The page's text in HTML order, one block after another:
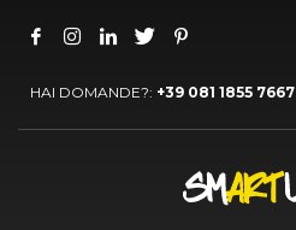
HAI DOMANDE?: +39 081 1855 7667